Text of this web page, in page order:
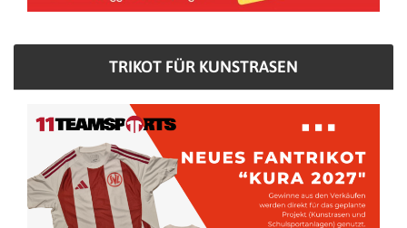
TRIKOT FÜR KUNSTRASEN